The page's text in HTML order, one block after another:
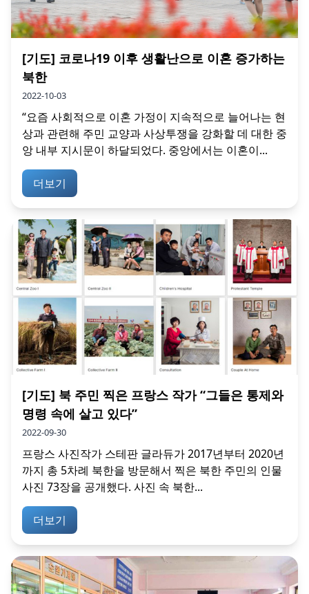
[기도] 코로나19 이후 생활난으로 이혼 증가하는
북한
2022-10-03
“요즘 사회적으로 이혼 가정이 지속적으로 늘어나는 현
상과 관련해 주민 교양과 사상투쟁을 강화할 데 대한 중
앙 내부 지시문이 하달되었다. 중앙에서는 이혼이...
더보기
[기도] 북 주민 찍은 프랑스 작가 “그들은 통제와
명령 속에 살고 있다”
2022-09-30
프랑스 사진작가 스테판 글라듀가 2017년부터 2020년
까지 총 5차례 북한을 방문해서 찍은 북한 주민의 인물
사진 73장을 공개했다. 사진 속 북한...
더보기